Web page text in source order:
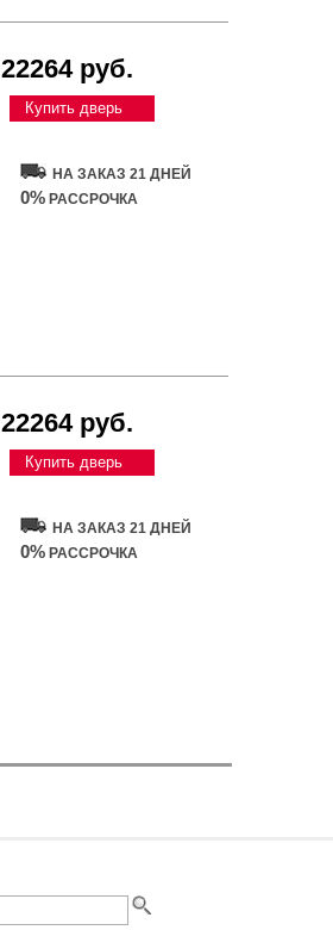
22264 руб.
Купить дверь
НА ЗАКАЗ 21 ДНЕЙ
0% РАССРОЧКА
22264 руб.
Купить дверь
НА ЗАКАЗ 21 ДНЕЙ
0% РАССРОЧКА